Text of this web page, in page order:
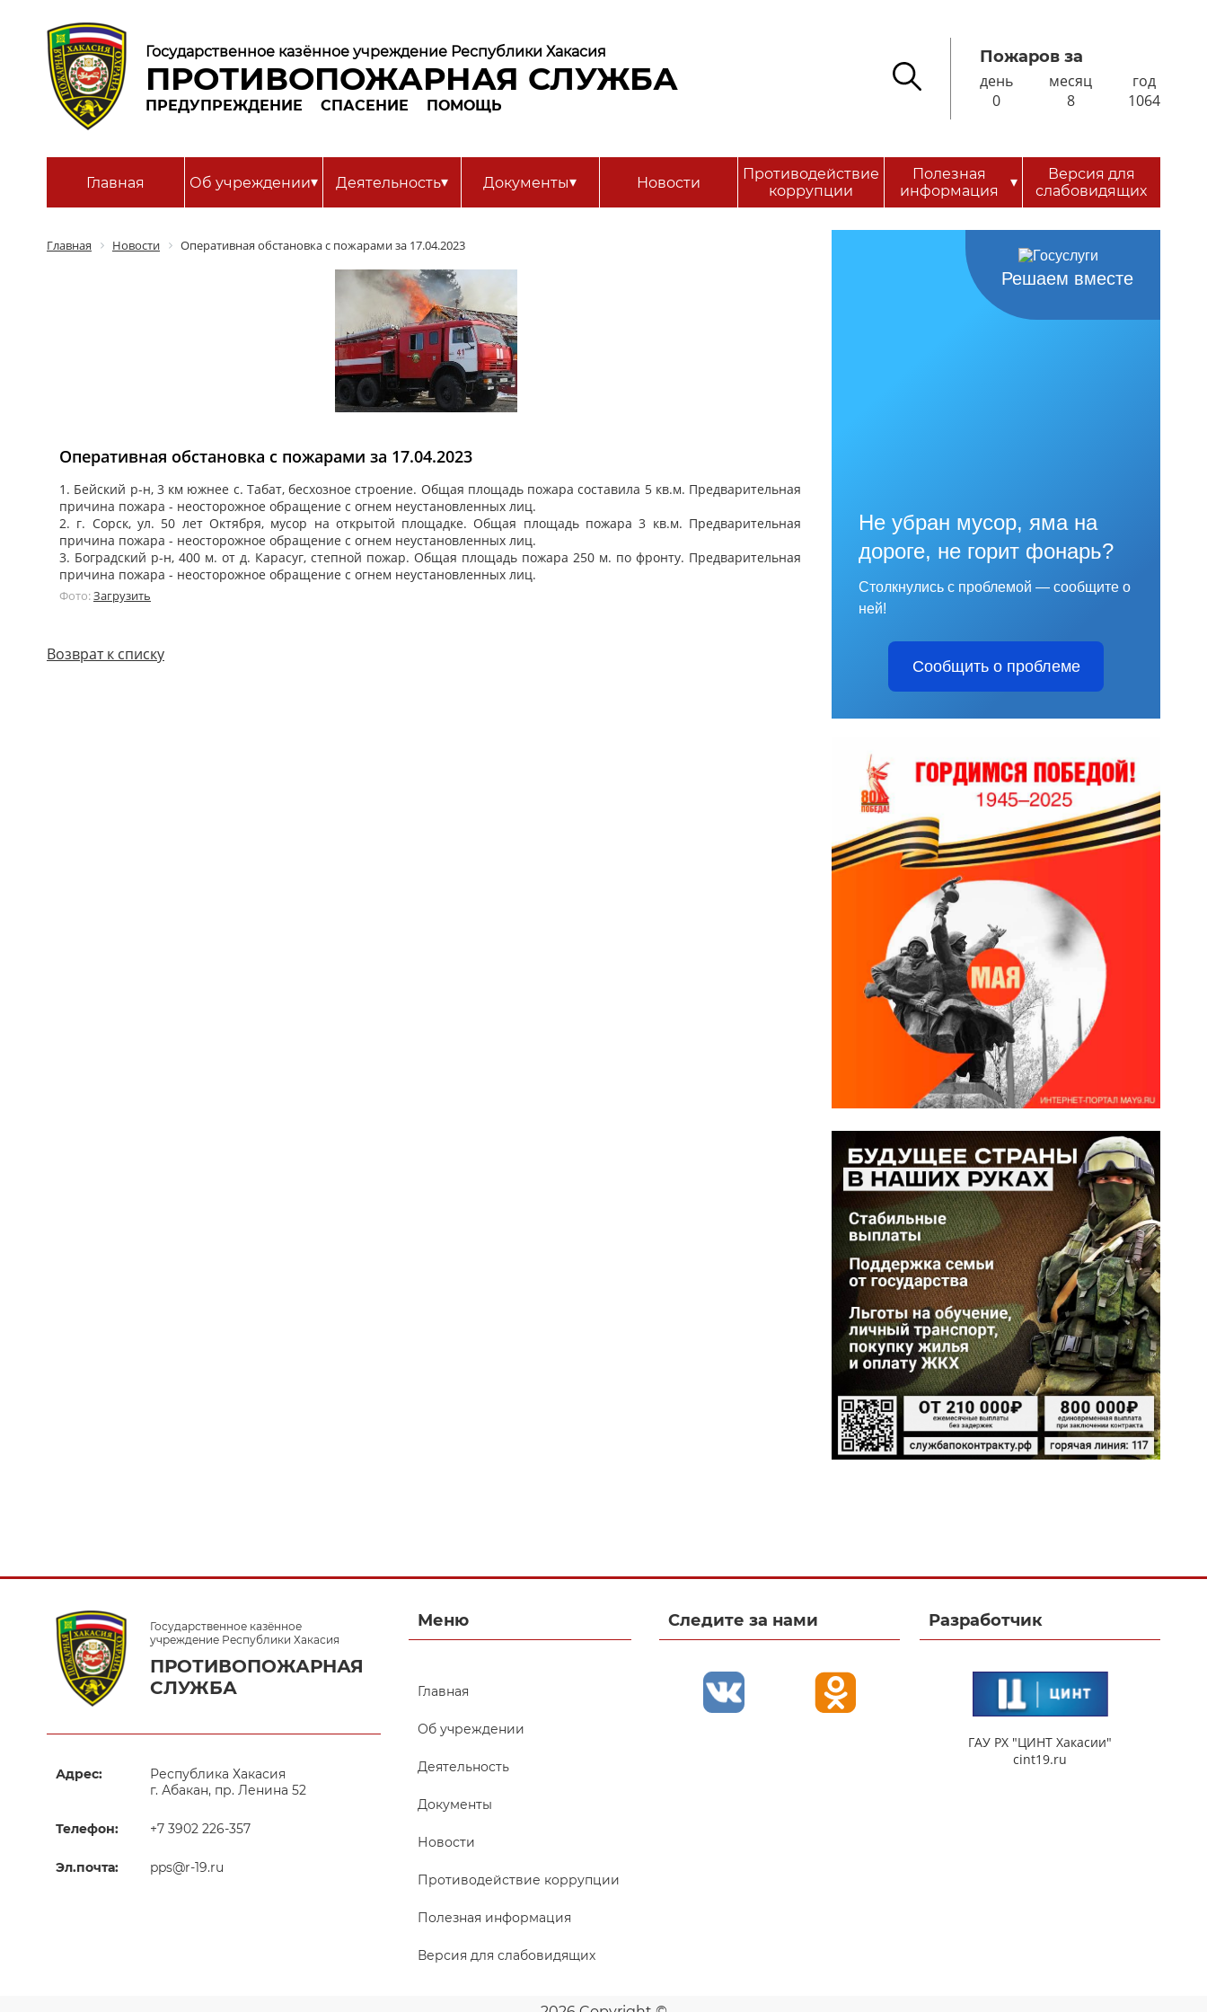
Государственное казённое учреждение Республики Хакасия
ПРОТИВОПОЖАРНАЯ СЛУЖБА
ПРЕДУПРЕЖДЕНИЕ СПАСЕНИЕ ПОМОЩЬ
Пожаров за
день
0
месяц
8
год
1064
Главная Об учреждении▾ Деятельность▾ Документы▾ Новости
Противодействие
коррупции
Полезная
информация
▾
Версия для
слабовидящих
Главная Новости Оперативная обстановка с пожарами за 17.04.2023
Оперативная обстановка с пожарами за 17.04.2023
1. Бейский р-н, 3 км южнее с. Табат, бесхозное строение. Общая площадь пожара составила 5 кв.м. Предварительная
причина пожара - неосторожное обращение с огнем неустановленных лиц.
2. г. Сорск, ул. 50 лет Октября, мусор на открытой площадке. Общая площадь пожара 3 кв.м. Предварительная
причина пожара - неосторожное обращение с огнем неустановленных лиц.
3. Боградский р-н, 400 м. от д. Карасуг, степной пожар. Общая площадь пожара 250 м. по фронту. Предварительная
причина пожара - неосторожное обращение с огнем неустановленных лиц.
Фото:Загрузить
Возврат к списку
Решаем вместе
Не убран мусор, яма на
дороге, не горит фонарь?
Столкнулись с проблемой — сообщите о
ней!
Сообщить о проблеме
Государственное казённое
учреждение Республики Хакасия
ПРОТИВОПОЖАРНАЯ
СЛУЖБА
Адрес:
Республика Хакасия
г. Абакан, пр. Ленина 52
Телефон: +7 3902 226-357
Эл.почта: pps@r-19.ru
Меню
Главная
Об учреждении
Деятельность
Документы
Новости
Противодействие коррупции
Полезная информация
Версия для слабовидящих
Следите за нами Разработчик
ГАУ РХ "ЦИНТ Хакасии"
cint19.ru